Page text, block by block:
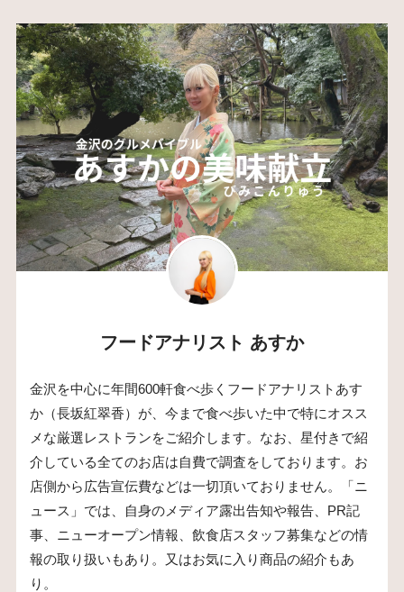
フードアナリスト あすか
金沢を中心に年間600軒食べ歩くフードアナリストあす
か（長坂紅翠香）が、今まで食べ歩いた中で特にオスス
メな厳選レストランをご紹介します。なお、星付きで紹
介している全てのお店は自費で調査をしております。お
店側から広告宣伝費などは一切頂いておりません。「ニ
ュース」では、自身のメディア露出告知や報告、PR記
事、ニューオープン情報、飲食店スタッフ募集などの情
報の取り扱いもあり。又はお気に入り商品の紹介もあ
り。